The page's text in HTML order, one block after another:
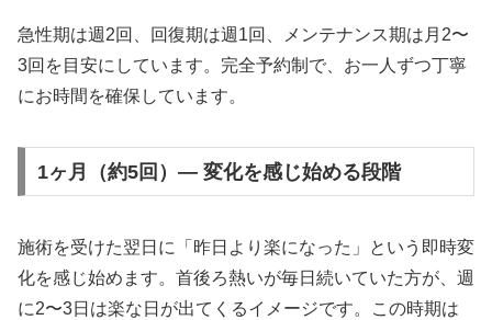
急性期は週2回、回復期は週1回、メンテナンス期は月2〜
3回を目安にしています。完全予約制で、お一人ずつ丁寧
にお時間を確保しています。
1ヶ月（約5回）— 変化を感じ始める段階
施術を受けた翌日に「昨日より楽になった」という即時変
化を感じ始めます。首後ろ熱いが毎日続いていた方が、週
に2〜3日は楽な日が出てくるイメージです。この時期は